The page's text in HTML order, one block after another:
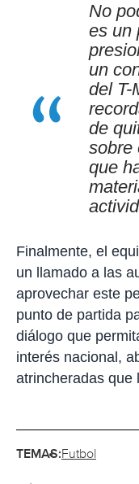
No
es un
un
del T-
de
sobre
que
Finalmente, el
un llamado a las
aprovechar este
punto de partida
diálogo que
interés nacional,
atrincheradas que
TEMAS:Futbol